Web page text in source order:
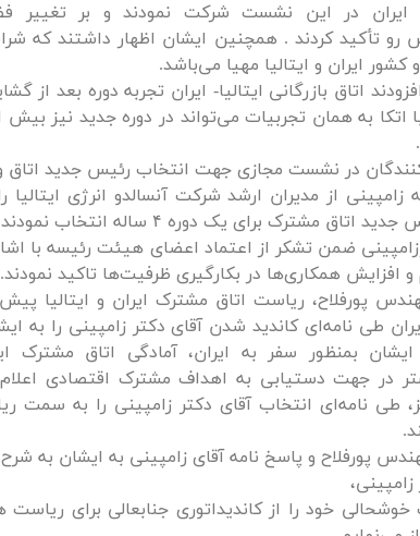
ایران در این نشست شرکت نمودند و بر تغییر
تأکید کردند . همچنین ایشان اظهار داشتند که
کشور ایران و ایتالیا مهیا می‌باشد.
اتاق بازرگانی ایتالیا- ایران تجربه دوره بعد از
اتکا به همان تجربیات می‌تواند در دوره جدید نیز
در نشست مجازی جهت انتخاب رئیس جدید اتاق
زامپینی از مدیران ارشد شرکت آنسالدو انرژی ایتالیا
مشترک برای یک دوره ۴ ساله انتخاب نمودند.
ضمن تشکر از اعتماد اعضای هیئت رئیسه با
و افزایش همکاری‌ها ‌در بکارگیری ظرفیت‌ها تاکید نمودند.
پورفلاح، ریاست اتاق مشترک ایران و ایتالیا پیش
ایران طی نامه‌ای کاندید شدن آقای دکتر زامپینی را به
بمنظور سفر به ایران، آمادگی اتاق مشترک
در جهت دستیابی به اهداف مشترک اقتصادی
طی نامه‌ای انتخاب آقای دکتر زامپینی را به سمت
پورفلاح و پاسخ نامه آقای زامپینی به ایشان به
خوشحالی خود را از کاندیداتوری جنابعالی برای